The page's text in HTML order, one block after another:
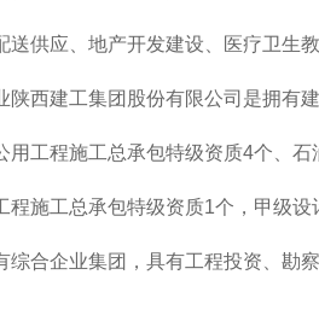
送供应、地产开发建设、医疗卫生
陕西建工集团股份有限公司是拥有
用工程施工总承包特级资质4个、
程施工总承包特级资质1个，甲级
综合企业集团，具有工程投资、勘